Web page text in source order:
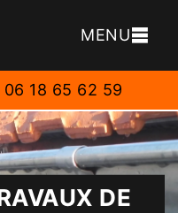
MENU
06 18 65 62 59
DE